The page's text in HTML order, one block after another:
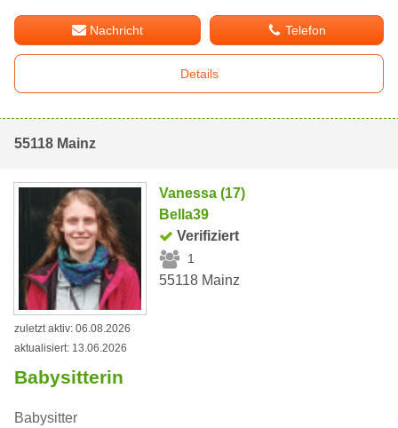
Nachricht Telefon
Details
55118 Mainz
Vanessa (17)
Bella39
Verifiziert
1
55118 Mainz
zuletzt aktiv: 06.08.2026
aktualisiert: 13.06.2026
Babysitterin
Babysitter